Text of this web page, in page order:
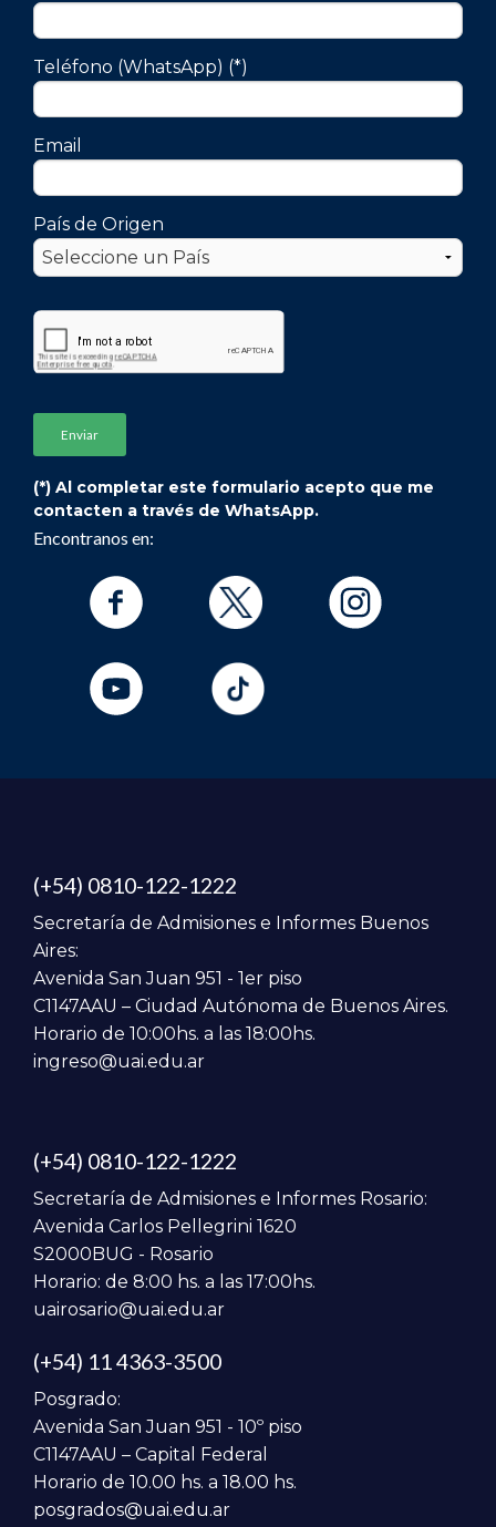
Teléfono (WhatsApp) (*)
Email
País de Origen
(*) Al completar este formulario acepto que me
contacten a través de WhatsApp.
Encontranos en:
(+54) 0810-122-1222
Secretaría de Admisiones e Informes Buenos
Aires:
Avenida San Juan 951 - 1er piso
C1147AAU – Ciudad Autónoma de Buenos Aires.
Horario de 10:00hs. a las 18:00hs.
ingreso@uai.edu.ar
(+54) 0810-122-1222
Secretaría de Admisiones e Informes Rosario:
Avenida Carlos Pellegrini 1620
S2000BUG - Rosario
Horario: de 8:00 hs. a las 17:00hs.
uairosario@uai.edu.ar
(+54) 11 4363-3500
Posgrado:
Avenida San Juan 951 - 10º piso
C1147AAU – Capital Federal
Horario de 10.00 hs. a 18.00 hs.
posgrados@uai.edu.ar